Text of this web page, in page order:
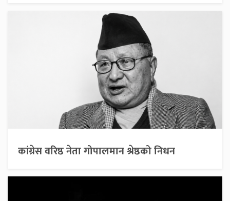
कांग्रेस वरिष्ठ नेता गोपालमान श्रेष्ठको निधन